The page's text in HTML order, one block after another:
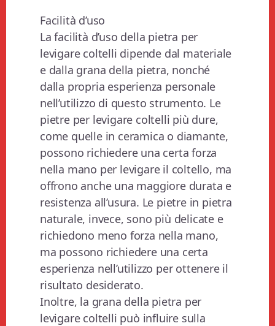
Facilità d’uso
La facilità d’uso della pietra per
levigare coltelli dipende dal materiale
e dalla grana della pietra, nonché
dalla propria esperienza personale
nell’utilizzo di questo strumento. Le
pietre per levigare coltelli più dure,
come quelle in ceramica o diamante,
possono richiedere una certa forza
nella mano per levigare il coltello, ma
offrono anche una maggiore durata e
resistenza all’usura. Le pietre in pietra
naturale, invece, sono più delicate e
richiedono meno forza nella mano,
ma possono richiedere una certa
esperienza nell’utilizzo per ottenere il
risultato desiderato.
Inoltre, la grana della pietra per
levigare coltelli può influire sulla